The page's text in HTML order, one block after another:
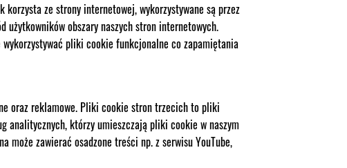
ze strony internetowej, wykorzystywane są przez
użytkowników obszary naszych stron internetowych.
pliki cookie funkcjonalne co zapamiętania
oraz reklamowe. Pliki cookie stron trzecich to pliki
analitycznych, którzy umieszczają pliki cookie w naszym
zawierać osadzone treści np. z serwisu YouTube,